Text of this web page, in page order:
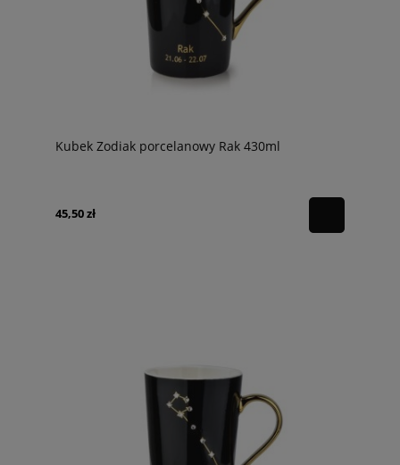
Kubek Zodiak porcelanowy Rak 430ml
45,50 zł